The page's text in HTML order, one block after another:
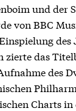
und der
von BBC
zierte das
des
Charts